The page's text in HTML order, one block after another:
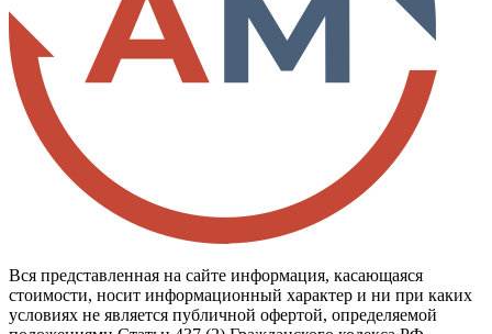
Вся представленная на сайте информация, касающаяся
стоимости, носит информационный характер и ни при каких
условиях не является публичной офертой, определяемой